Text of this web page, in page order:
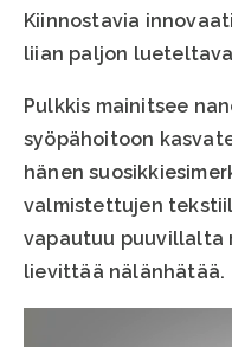
Kiinnostavia
liian paljon
Pulkkis mainitsee
syöpähoitoon
hänen
valmistettujen
vapautuu puuvillalta
lievittää nälänhätää.